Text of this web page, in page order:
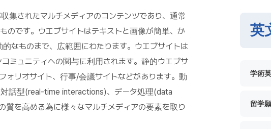
集されたマルチメディアのコンテンツであり、通常
のです。ウエブサイトはテキストと画像が簡単、か
なものまで、広範囲にわたります。ウエブサイトは
ミュニティへの関与に利用されます。静的ウエブサ
リオサイト、行事/会議サイトなどがあります。動
話型(real-time interactions)、データ処理(data
を高める為に様々なマルチメディアの要素を取り
英
学術
留学